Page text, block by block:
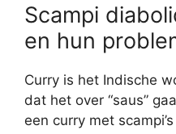
Scampi
en hun
Curry is het Indische
dat het over “saus”
een curry met